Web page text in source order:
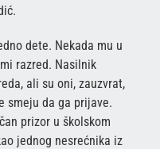
dete. Nekada mu u
razred. Nasilnik
ali su oni, zauzvrat,
smeju da ga prijave.
prizor u školskom
jednog nesrećnika iz